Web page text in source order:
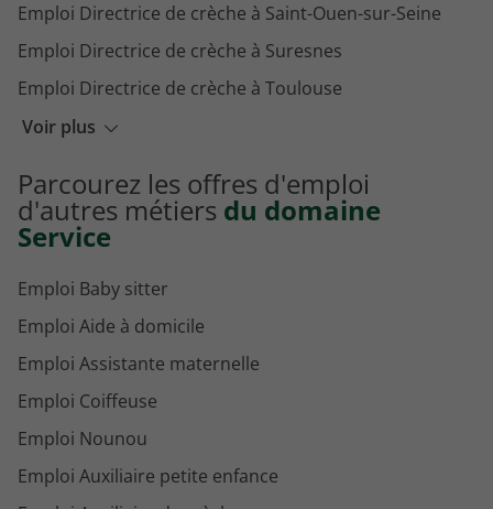
Voir plus
Emploi Directrice de crèche à Saint-Ouen-sur-Seine
Emploi Directrice de crèche à Suresnes
Emploi Directrice de crèche à Toulouse
Emploi Directrice de crèche à Annemasse
Emploi Directrice de crèche à La Rochelle
Parcourez les offres d'emploi
d'autres métiers du domaine
Service
Emploi Baby sitter
Emploi Aide à domicile
Emploi Assistante maternelle
Emploi Coiffeuse
Emploi Nounou
Emploi Auxiliaire petite enfance